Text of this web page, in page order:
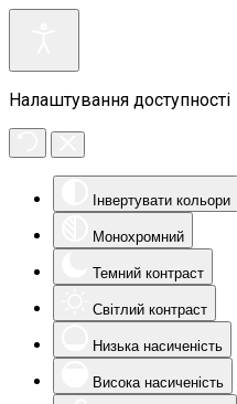
Налаштування доступності
Інвертувати кольори
Монохромний
Темний контраст
Світлий контраст
Низька насиченість
Висока насиченість